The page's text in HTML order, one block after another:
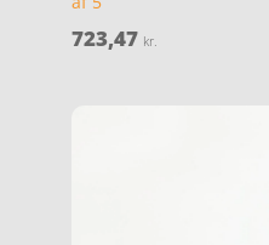
723,47 kr.